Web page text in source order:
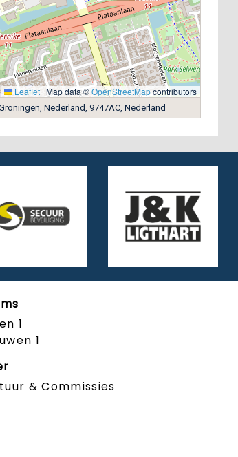
Leaflet | Map data ©OpenStreetMapcontributors
Nederland, 9747AC, Nederland
1
1
& Commissies